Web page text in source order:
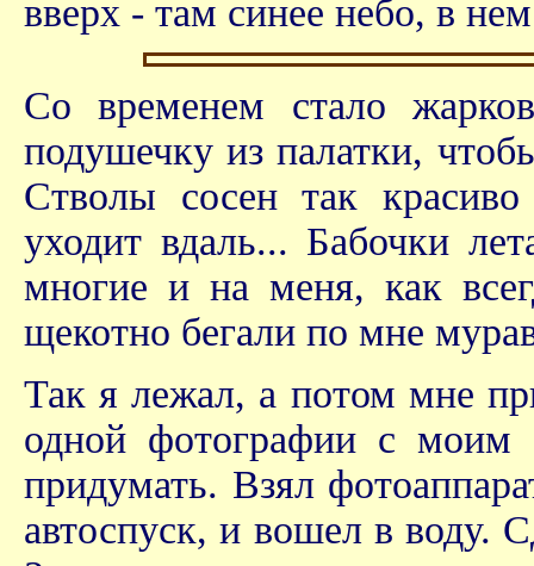
вверх - там синее небо, в
Со временем стало
подушечку из палатки,
Стволы сосен так красиво
уходит вдаль... Бабочки
многие и на меня, как
щекотно бегали по мне
Так я лежал, а потом мне
одной фотографии с моим
придумать. Взял
автоспуск, и вошел в воду.